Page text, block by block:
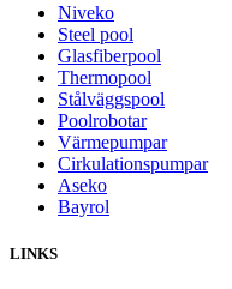
Niveko
Steel pool
Glasfiberpool
Thermopool
Stålväggspool
Poolrobotar
Värmepumpar
Cirkulationspumpar
Aseko
Bayrol
LINKS